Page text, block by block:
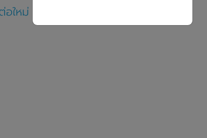
ใหม่ ความเร็วสูง 40 Gbps